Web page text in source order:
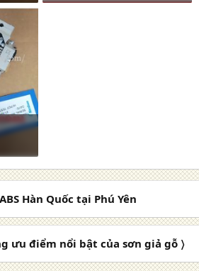
Hàn Quốc tại Phú Yên
ưu điểm nổi bật của sơn giả gỗ 〉